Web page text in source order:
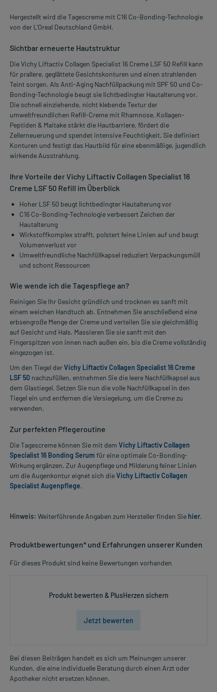
Hergestellt wird die Tagescreme mit C16 Co-Bonding-Technologie
von der L'Oreal Deutschland GmbH.
Sichtbar erneuerte Hautstruktur
Die Vichy Liftactiv Collagen Specialist 16 Creme LSF 50 Refill kann
für prallere, geglättete Gesichtskonturen und einen strahlenden
Teint sorgen. Als Anti-Aging Nachfüllpackung mit SPF 50 und Co-
Bonding-Technologie beugt sie lichtbedingter Hautalterung vor.
Die schnell einziehende, nicht klebende Textur der
umweltfreundlichen Refill-Creme mit Rhamnose, Kollagen-
Peptiden & Maitake stärkt die Hautbarriere, fördert die
Zellerneuerung und spendet intensive Feuchtigkeit. Sie definiert
Konturen und festigt das Hautbild für eine ebenmäßige, jugendlich
wirkende Ausstrahlung.
Ihre Vorteile der Vichy Liftactiv Collagen Specialist 16
Creme LSF 50 Refill im Überblick
Hoher LSF 50 beugt lichtbedingter Hautalterung vor
C16 Co-Bonding-Technologie verbessert Zeichen der
Hautalterung
Wirkstoffkomplex strafft, polstert feine Linien auf und beugt
Volumenverlust vor
Umweltfreundliche Nachfüllkapsel reduziert Verpackungsmüll
und schont Ressourcen
Wie wende ich die Tagespflege an?
Reinigen Sie Ihr Gesicht gründlich und trocknen es sanft mit
einem weichen Handtuch ab. Entnehmen Sie anschließend eine
erbsengroße Menge der Creme und verteilen Sie sie gleichmäßig
auf Gesicht und Hals. Massieren Sie sie sanft mit den
Fingerspitzen von innen nach außen ein, bis die Creme vollständig
eingezogen ist.
Um den Tiegel derVichy Liftactiv Collagen Specialist 16 Creme
LSF 50 nachzufüllen, entnehmen Sie die leere Nachfüllkapsel aus
dem Glastiegel. Setzen Sie nun die volle Nachfüllkapsel in den
Tiegel ein und entfernen die Versiegelung, um die Creme zu
verwenden.
Zur perfekten Pflegeroutine
Die Tagescreme können Sie mit dem Vichy Liftactiv Collagen
Specialist 16 Bonding Serum für eine optimale Co-Bonding-
Wirkung ergänzen. Zur Augenpflege und Milderung feiner Linien
um die Augenkontur eignet sich dieVichy Liftactiv Collagen
Specialist Augenpflege.
Hinweis: Weiterführende Angaben zum Hersteller finden Sie hier.
Produktbewertungen* und Erfahrungen unserer Kunden
Für dieses Produkt sind keine Bewertungen vorhanden
Produkt bewerten & PlusHerzen sichern
Jetzt bewerten
Bei diesen Beiträgen handelt es sich um Meinungen unserer
Kunden, die eine individuelle Beratung durch einen Arzt oder
Apotheker nicht ersetzen können.